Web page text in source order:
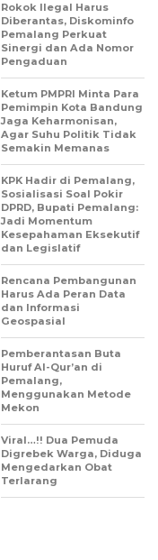
Rokok Ilegal Harus
Diberantas, Diskominfo
Pemalang Perkuat
Sinergi dan Ada Nomor
Pengaduan
Ketum PMPRI Minta Para
Pemimpin Kota Bandung
Jaga Keharmonisan,
Agar Suhu Politik Tidak
Semakin Memanas
KPK Hadir di Pemalang,
Sosialisasi Soal Pokir
DPRD, Bupati Pemalang:
Jadi Momentum
Kesepahaman Eksekutif
dan Legislatif
Rencana Pembangunan
Harus Ada Peran Data
dan Informasi
Geospasial
Pemberantasan Buta
Huruf Al-Qur’an di
Pemalang,
Menggunakan Metode
Mekon
Viral…!! Dua Pemuda
Digrebek Warga, Diduga
Mengedarkan Obat
Terlarang